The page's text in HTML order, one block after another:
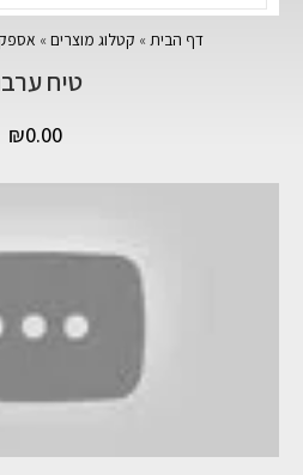
דף הבית » קטלוג מוצרים »
טיח
₪0.00